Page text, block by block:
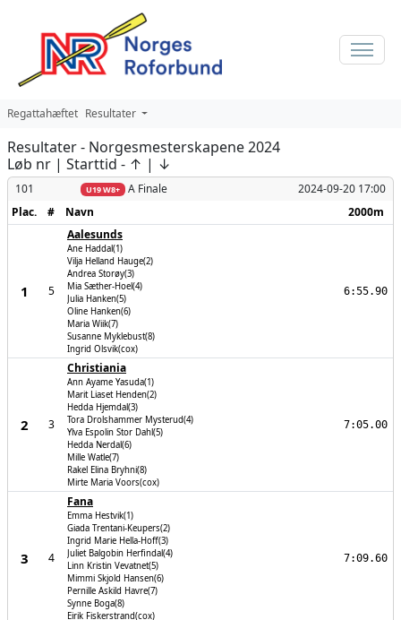
Regattahæftet Resultater
Resultater - Norgesmesterskapene 2024
Løb nr | Starttid - ↑ | ↓
101 U19 W8+ A Finale
2024-09-20 17:00
Plac.
# Navn 2000m
1 5
Aalesunds
Ane Haddal(1)
Vilja Helland Hauge(2)
Andrea Storøy(3)
Mia Sæther-Hoel(4)
Julia Hanken(5)
Oline Hanken(6)
Maria Wiik(7)
Susanne Myklebust(8)
Ingrid Olsvik(cox)
6:55.90
2 3
Christiania
Ann Ayame Yasuda(1)
Marit Liaset Henden(2)
Hedda Hjemdal(3)
Tora Drolshammer Mysterud(4)
Ylva Espolin Stor Dahl(5)
Hedda Nerdal(6)
Mille Watle(7)
Rakel Elina Bryhni(8)
Mirte Maria Voors(cox)
7:05.00
3 4
Fana
Emma Hestvik(1)
Giada Trentani-Keupers(2)
Ingrid Marie Hella-Hoff(3)
Juliet Balgobin Herfindal(4)
Linn Kristin Vevatnet(5)
Mimmi Skjold Hansen(6)
Pernille Askild Havre(7)
Synne Boga(8)
Eirik Fiskerstrand(cox)
7:09.60